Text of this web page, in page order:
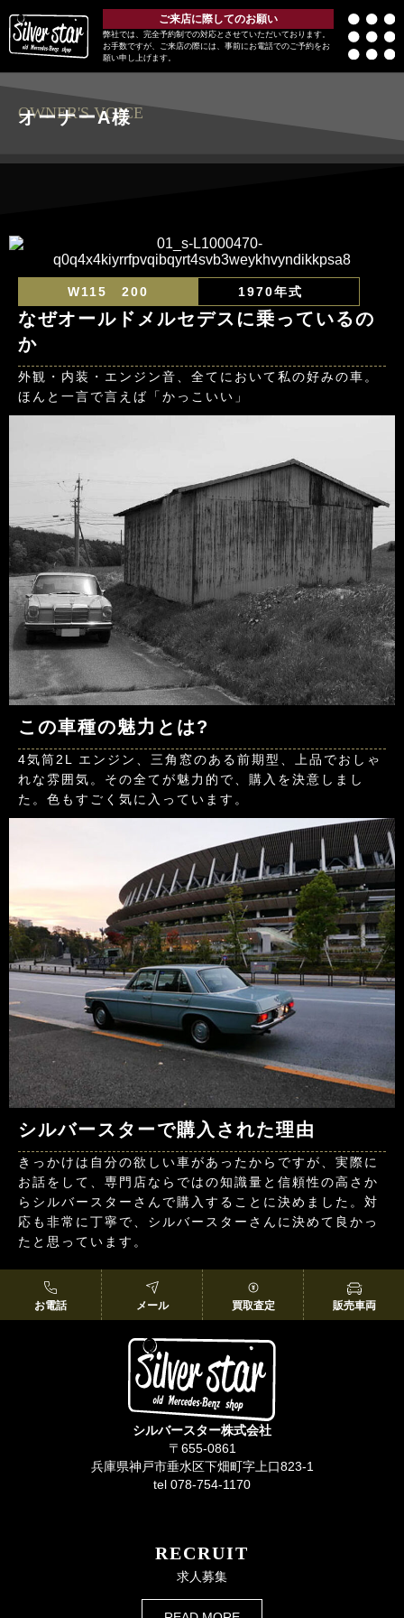
ご来店に際してのお願い
弊社では、完全予約制での対応とさせていただいております。
お手数ですが、ご来店の際には、事前にお電話でのご予約をお
願い申し上げます。
OWNER'S VOICE
オーナーA様
W115 200 1970年式
なぜオールドメルセデスに乗っているの
か
外観・内装・エンジン音、全てにおいて私の好みの車。
ほんと一言で言えば「かっこいい」
この車種の魅力とは?
4気筒2L エンジン、三角窓のある前期型、上品でおしゃ
れな雰囲気。その全てが魅力的で、購入を決意しまし
た。色もすごく気に入っています。
シルバースターで購入された理由
きっかけは自分の欲しい車があったからですが、実際に
お話をして、専門店ならではの知識量と信頼性の高さか
らシルバースターさんで購入することに決めました。対
応も非常に丁寧で、シルバースターさんに決めて良かっ
たと思っています。
お電話 メール 買取査定 販売車両
シルバースター株式会社
〒655-0861
兵庫県神戸市垂水区下畑町字上口823-1
tel 078-754-1170
RECRUIT
求人募集